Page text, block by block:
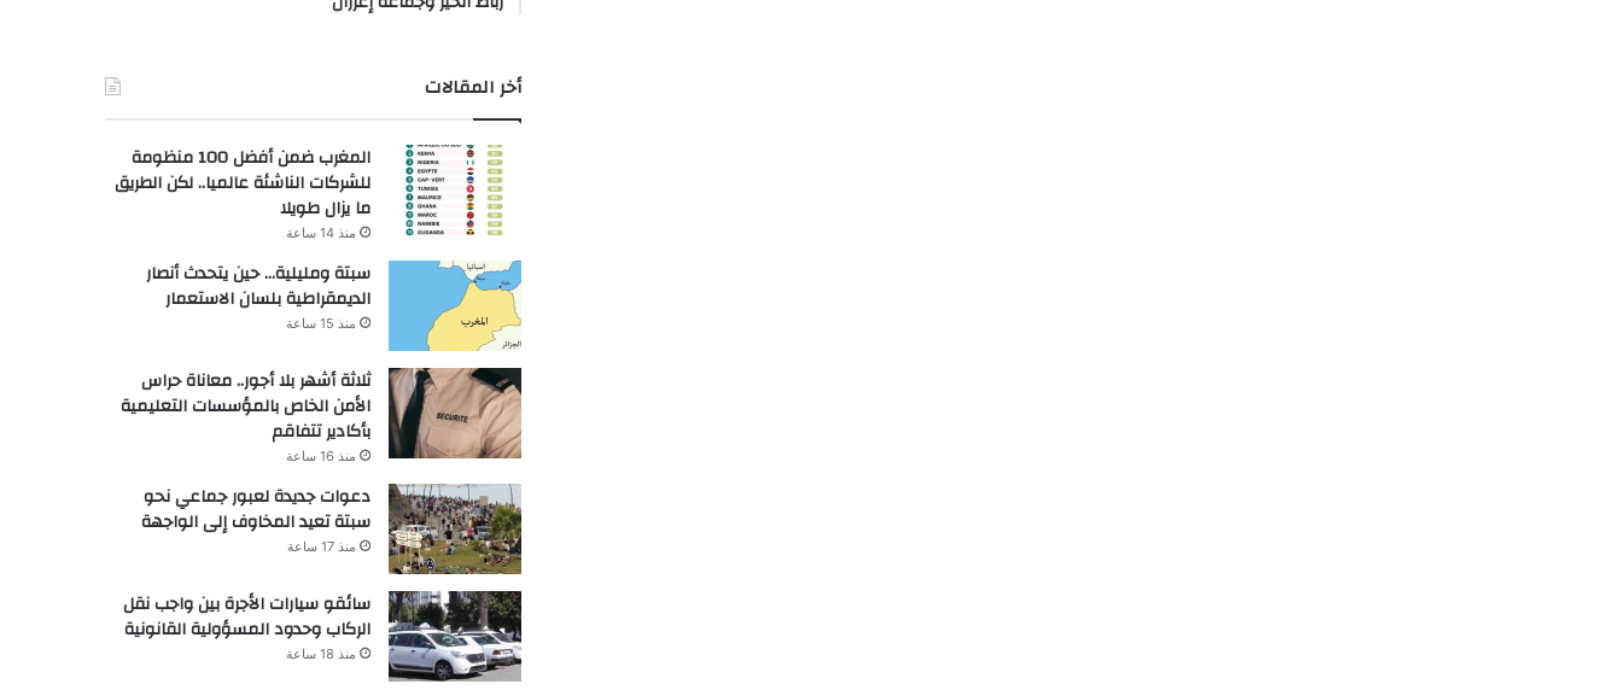
أخر المقالات
المغرب ضمن أفضل 100 منظومة
للشركات الناشئة عالميا.. لكن الطريق
ما يزال طويلا
منذ 14 ساعة
سبتة ومليلية… حين يتحدث أنصار
الديمقراطية بلسان الاستعمار
منذ 15 ساعة
ثلاثة أشهر بلا أجور.. معاناة حراس
الأمن الخاص بالمؤسسات التعليمية
بأكادير تتفاقم
منذ 16 ساعة
دعوات جديدة لعبور جماعي نحو
سبتة تعيد المخاوف إلى الواجهة
منذ 17 ساعة
سائقو سيارات الأجرة بين واجب نقل
الركاب وحدود المسؤولية القانونية
منذ 18 ساعة